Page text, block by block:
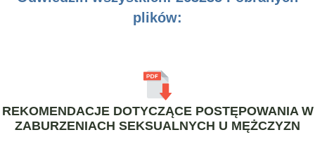
plików:
REKOMENDACJE DOTYCZĄCE POSTĘPOWANIA W
ZABURZENIACH SEKSUALNYCH U MĘŻCZYZN